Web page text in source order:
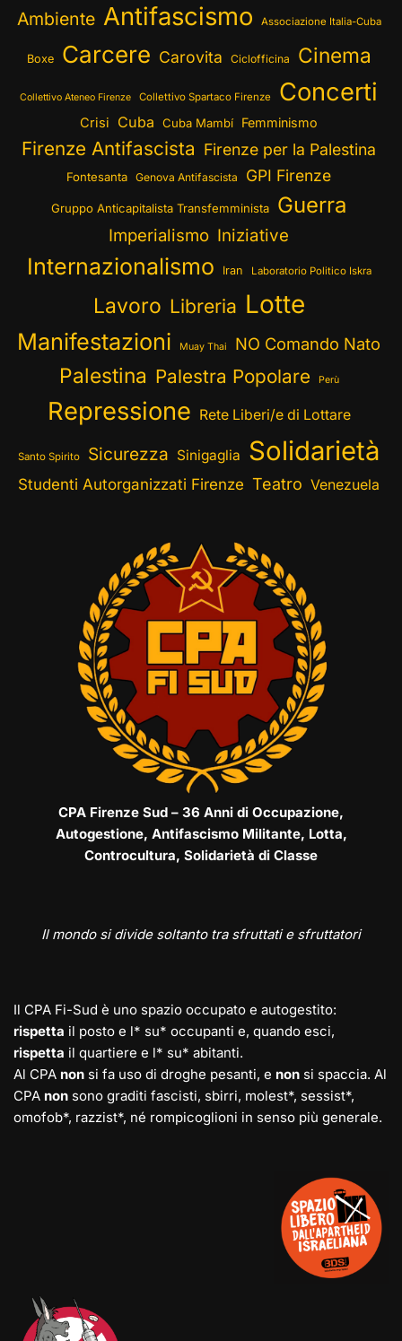
Ambiente Antifascismo Associazione Italia-Cuba
Boxe Carcere Carovita Ciclofficina Cinema
Collettivo Ateneo Firenze Collettivo Spartaco Firenze Concerti
Crisi Cuba Cuba Mambí Femminismo
Firenze Antifascista Firenze per la Palestina
Fontesanta Genova Antifascista GPI Firenze
Gruppo Anticapitalista Transfemminista Guerra
Imperialismo Iniziative
Internazionalismo Iran Laboratorio Politico Iskra
Lavoro Libreria Lotte
Manifestazioni Muay Thai NO Comando Nato
Palestina Palestra Popolare Perù
Repressione Rete Liberi/e di Lottare
Santo Spirito Sicurezza Sinigaglia Solidarietà
Studenti Autorganizzati Firenze Teatro Venezuela
CPA Firenze Sud – 36 Anni di Occupazione,
Autogestione, Antifascismo Militante, Lotta,
Controcultura, Solidarietà di Classe
Il mondo si divide soltanto tra sfruttati e sfruttatori
Il CPA Fi-Sud è uno spazio occupato e autogestito:
rispetta il posto e l* su* occupanti e, quando esci,
rispetta il quartiere e l* su* abitanti.
Al CPA non si fa uso di droghe pesanti, e non si spaccia. Al
CPA non sono graditi fascisti, sbirri, molest*, sessist*,
omofob*, razzist*, né rompicoglioni in senso più generale.